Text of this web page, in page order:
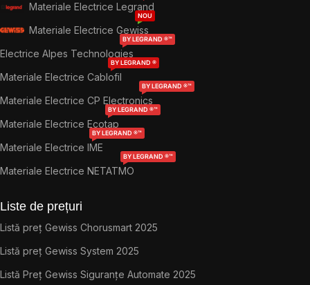
Materiale Electrice Legrand
Materiale Electrice Gewiss
NOU
Electrice Alpes Technologies
BY LEGRAND ®™
Materiale Electrice Cablofil
BY LEGRAND ®
Materiale Electrice CP Electronics
BY LEGRAND ®™
Materiale Electrice Ecotap
BY LEGRAND ®™
Materiale Electrice IME
BY LEGRAND ®™
Materiale Electrice NETATMO
BY LEGRAND ®™
Liste de prețuri
Listă preț Gewiss Chorusmart 2025
Listă preț Gewiss System 2025
Listă Preț Gewiss Siguranțe Automate 2025